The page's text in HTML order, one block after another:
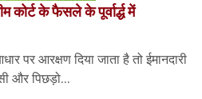
के फैसले के पूर्वार्द्ध में
पर आरक्षण दिया जाता है तो ईमानदारी
और पिछड़ो...